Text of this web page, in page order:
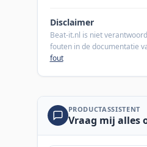
Disclaimer
Beat-it.nl is niet
fouten in de documentatie
fout
PRODUCTASSISTENT
Vraag mij alles